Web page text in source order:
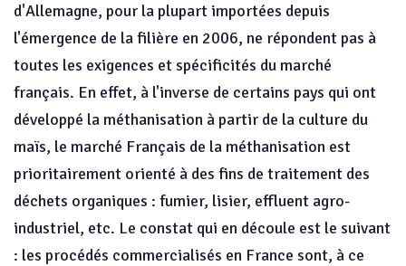
d'Allemagne, pour la plupart importées depuis
l'émergence de la filière en 2006, ne répondent pas à
toutes les exigences et spécificités du marché
français. En effet, à l'inverse de certains pays qui ont
développé la méthanisation à partir de la culture du
maïs, le marché Français de la méthanisation est
prioritairement orienté à des fins de traitement des
déchets organiques : fumier, lisier, effluent agro-
industriel, etc. Le constat qui en découle est le suivant
: les procédés commercialisés en France sont, à ce